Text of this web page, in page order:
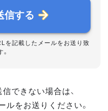
信する
を記載したメールをお送り致
できない場合は、
ルをお送りください。